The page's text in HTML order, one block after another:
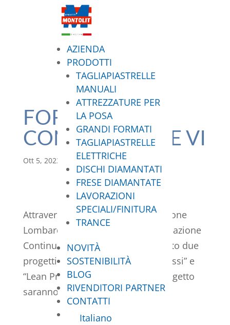
AZIENDA
PRODOTTI
TAGLIAPIASTRELLE
MANUALI
ATTREZZATURE PER
LA POSA
GRANDI FORMATI
TAGLIAPIASTRELLE
ELETTRICHE
DISCHI DIAMANTATI
FRESE DIAMANTATE
LAVORAZIONI
SPECIALI/FINITURA
TRANCE
NOVITÀ
SOSTENIBILITÀ
BLOG
RIVENDITORI PARTNER
CONTATTI
Italiano
FORMAZIONE
CONTINUA FASE VI
Ott 5, 2023 Blog
Attraverso i fondi stanziati da Regione
Lombardia, tramite in Bando Formazione
Continua, l’azienda ha messo in atto due
progetti: “Ottimizzazione dei processi” e
“Lean Production”. Per ciascun progetto
saranno coinvolti n. 4 lavoratori.